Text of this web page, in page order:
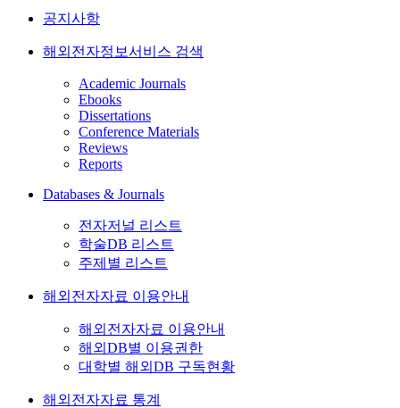
공지사항
해외전자정보서비스 검색
Academic Journals
Ebooks
Dissertations
Conference Materials
Reviews
Reports
Databases & Journals
전자저널 리스트
학술DB 리스트
주제별 리스트
해외전자자료 이용안내
해외전자자료 이용안내
해외DB별 이용권한
대학별 해외DB 구독현황
해외전자자료 통계